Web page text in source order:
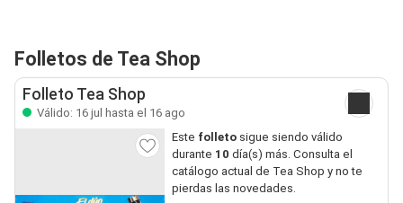
Folletos de Tea Shop
Folleto Tea Shop
Válido: 16 jul hasta el 16 ago
Este folletosigue siendo válido
durante 10 día(s) más. Consulta el
catálogo actual de Tea Shop y no te
pierdas las novedades.